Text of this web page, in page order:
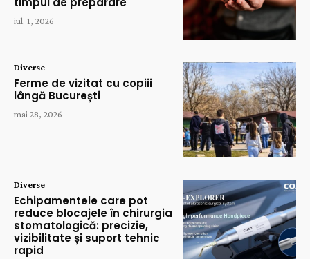
iul. 1, 2026
Diverse
Ferme de vizitat cu copiii
lângă București
mai 28, 2026
Diverse
Echipamentele care pot
reduce blocajele în chirurgia
stomatologică: precizie,
vizibilitate și suport tehnic
rapid